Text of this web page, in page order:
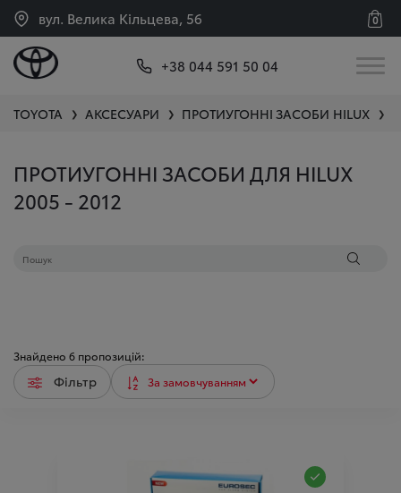
вул. Велика Кільцева, 56 0
+38 044 591 50 04
TOYOTA ❯ АКСЕСУАРИ ❯ ПРОТИУГОННІ ЗАСОБИ HILUX ❯
ПРОТИУГОННІ ЗАСОБИ ДЛЯ HILUX
2005 - 2012
Знайдено 6 пропозицій:
Фільтр